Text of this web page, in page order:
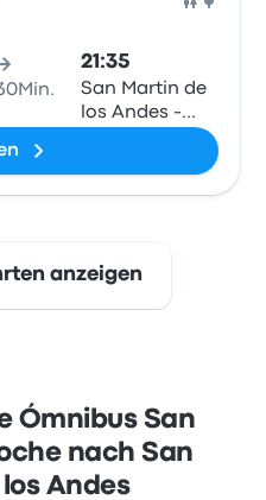
21:35
San Martin de
los Andes -
anzeigen
Ómnibus San
nach San
Andes